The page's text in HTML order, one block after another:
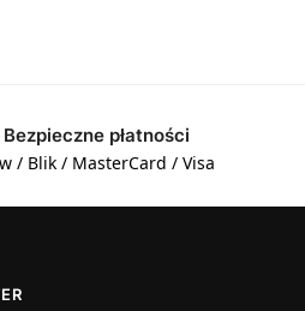
płatności
/ Blik / MasterCard / Visa